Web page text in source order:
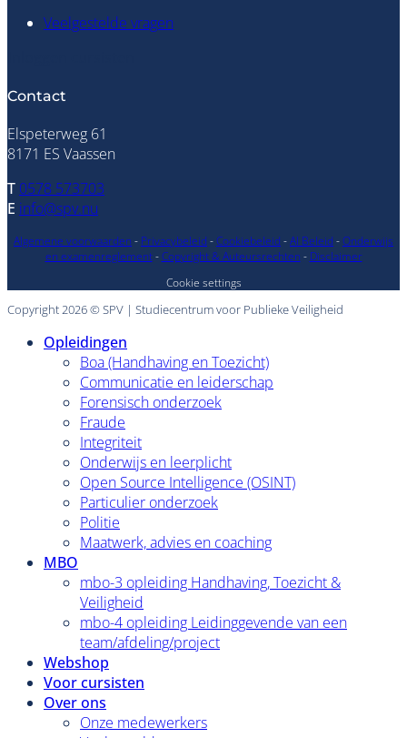
Veelgestelde vragen
Contact
Elspeterweg 61
8171 ES Vaassen
T 0578 573703
E info@spv.nu
Algemene voorwaarden - Privacybeleid -Cookiebeleid -AI Beleid -Onderwijs
en examenreglement-Copyright & Auteursrechten - Disclaimer
Cookie settings
Copyright 2026 © SPV | Studiecentrum voor Publieke Veiligheid
Opleidingen
Boa (Handhaving en Toezicht)
Communicatie en leiderschap
Forensisch onderzoek
Fraude
Integriteit
Onderwijs en leerplicht
Open Source Intelligence (OSINT)
Particulier onderzoek
Politie
Maatwerk, advies en coaching
MBO
mbo-3 opleiding Handhaving, Toezicht &
Veiligheid
mbo-4 opleiding Leidinggevende van een
team/afdeling/project
Webshop
Voor cursisten
Over ons
Onze medewerkers